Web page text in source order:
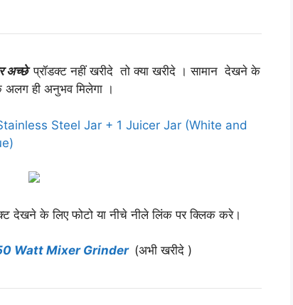
अच्छेप्रॉडक्ट नहीं खरीदे तो क्या खरीदे । सामान देखने के
ही अनुभव मिलेगा ।
Steel Jar + 1 Juicer Jar (White and
देखने के लिए फोटो या नीचे नीले लिंक पर क्लिक करे।
Watt Mixer Grinder (अभी खरीदे )